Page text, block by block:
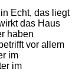
Echt, das liegt
das Haus
haben
vor allem
im
im